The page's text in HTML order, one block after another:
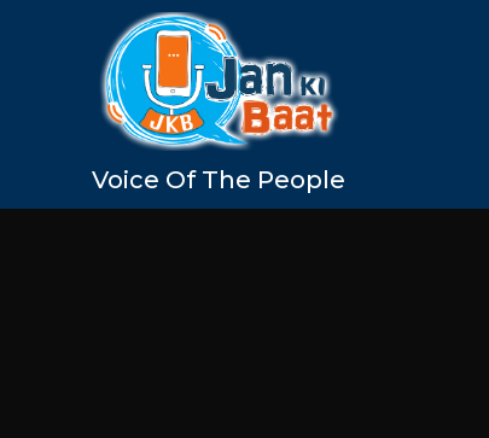
Voice Of The People